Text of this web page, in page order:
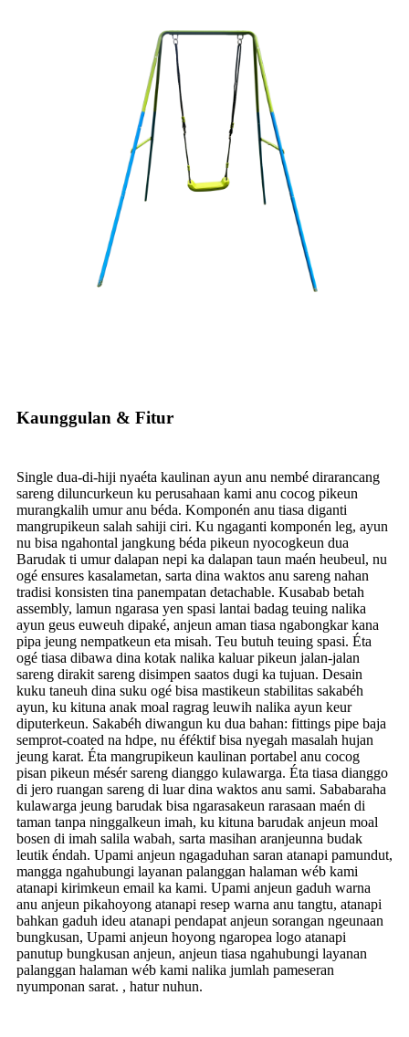
Kaunggulan & Fitur
Single dua-di-hiji nyaéta kaulinan ayun anu nembé dirarancang
sareng diluncurkeun ku perusahaan kami anu cocog pikeun
murangkalih umur anu béda. Komponén anu tiasa diganti
mangrupikeun salah sahiji ciri. Ku ngaganti komponén leg, ayun
nu bisa ngahontal jangkung béda pikeun nyocogkeun dua
Barudak ti umur dalapan nepi ka dalapan taun maén heubeul, nu
ogé ensures kasalametan, sarta dina waktos anu sareng nahan
tradisi konsisten tina panempatan detachable. Kusabab betah
assembly, lamun ngarasa yen spasi lantai badag teuing nalika
ayun geus euweuh dipaké, anjeun aman tiasa ngabongkar kana
pipa jeung nempatkeun eta misah. Teu butuh teuing spasi. Éta
ogé tiasa dibawa dina kotak nalika kaluar pikeun jalan-jalan
sareng dirakit sareng disimpen saatos dugi ka tujuan. Desain
kuku taneuh dina suku ogé bisa mastikeun stabilitas sakabéh
ayun, ku kituna anak moal ragrag leuwih nalika ayun keur
diputerkeun. Sakabéh diwangun ku dua bahan: fittings pipe baja
semprot-coated na hdpe, nu éféktif bisa nyegah masalah hujan
jeung karat. Éta mangrupikeun kaulinan portabel anu cocog
pisan pikeun mésér sareng dianggo kulawarga. Éta tiasa dianggo
di jero ruangan sareng di luar dina waktos anu sami. Sababaraha
kulawarga jeung barudak bisa ngarasakeun rarasaan maén di
taman tanpa ninggalkeun imah, ku kituna barudak anjeun moal
bosen di imah salila wabah, sarta masihan aranjeunna budak
leutik éndah. Upami anjeun ngagaduhan saran atanapi pamundut,
mangga ngahubungi layanan palanggan halaman wéb kami
atanapi kirimkeun email ka kami. Upami anjeun gaduh warna
anu anjeun pikahoyong atanapi resep warna anu tangtu, atanapi
bahkan gaduh ideu atanapi pendapat anjeun sorangan ngeunaan
bungkusan, Upami anjeun hoyong ngaropea logo atanapi
panutup bungkusan anjeun, anjeun tiasa ngahubungi layanan
palanggan halaman wéb kami nalika jumlah pameseran
nyumponan sarat. , hatur nuhun.